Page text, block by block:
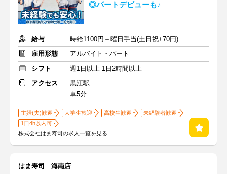
◎パートデビューも♪
給与
時給1100円＋曜日手当(土日祝+70円)
雇用形態
アルバイト・パート
シフト
週1日以上 1日2時間以上
アクセス
黒江駅
車5分
主婦(夫)歓迎 大学生歓迎 高校生歓迎
未経験者歓迎
1日4h以内可
株式会社はま寿司の求人一覧を見る
はま寿司 海南店